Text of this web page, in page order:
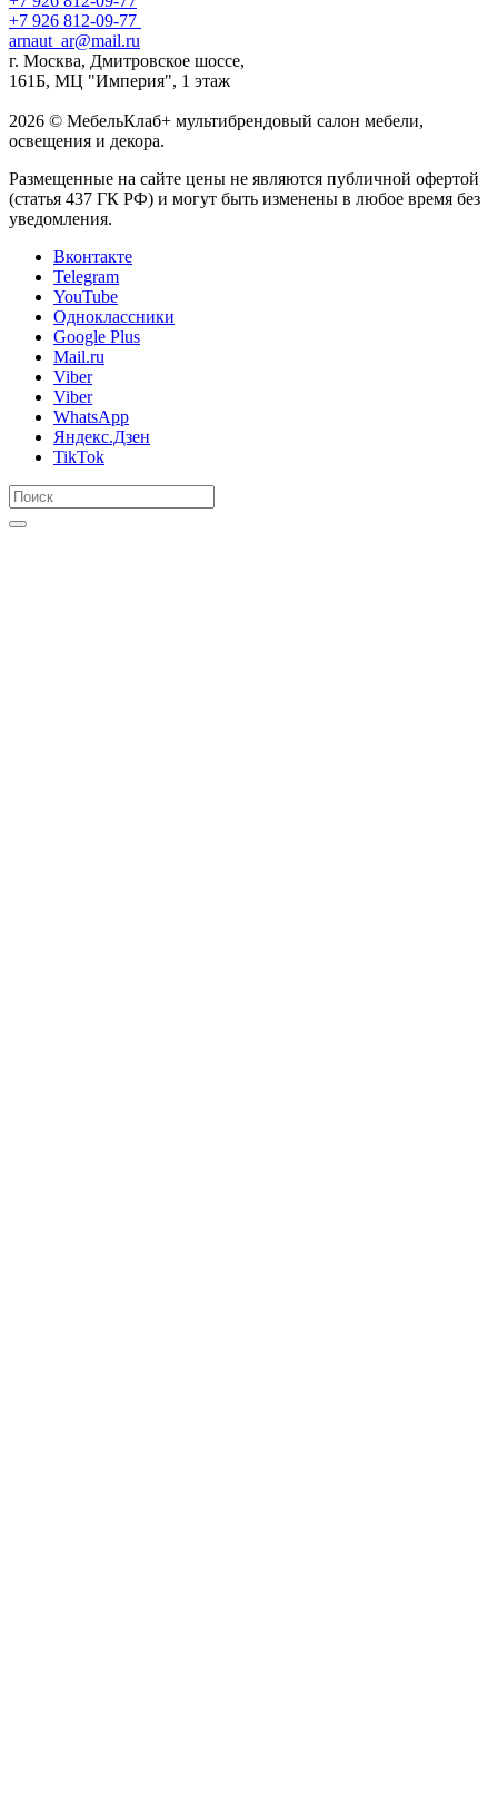
+7 926 812-09-77
arnaut_ar@mail.ru
г. Москва, Дмитровское шоссе,
161Б, МЦ "Империя", 1 этаж
2026 © МебельКлаб+ мультибрендовый салон мебели,
освещения и декора.
Размещенные на сайте цены не являются публичной офертой
(статья 437 ГК РФ) и могут быть изменены в любое время без
уведомления.
Вконтакте
Telegram
YouTube
Одноклассники
Google Plus
Mail.ru
Viber
Viber
WhatsApp
Яндекс.Дзен
TikTok